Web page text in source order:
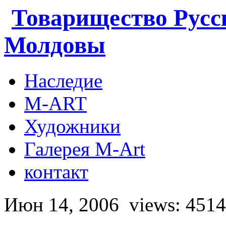
Товарищество
Молдовы
Наследие
M-ART
Художники
Галерея M-Art
контакт
Июн 14, 2006 views: 4514